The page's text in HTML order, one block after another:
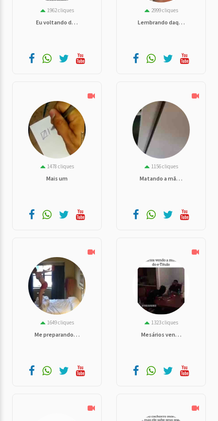
1962 cliques
Eu voltando d. . .
2999 cliques
Lembrando daq. . .
1478 cliques
Mais um
1156 cliques
Matando a mã. . .
1649 cliques
Me preparando. . .
1323 cliques
Mesários ven. . .